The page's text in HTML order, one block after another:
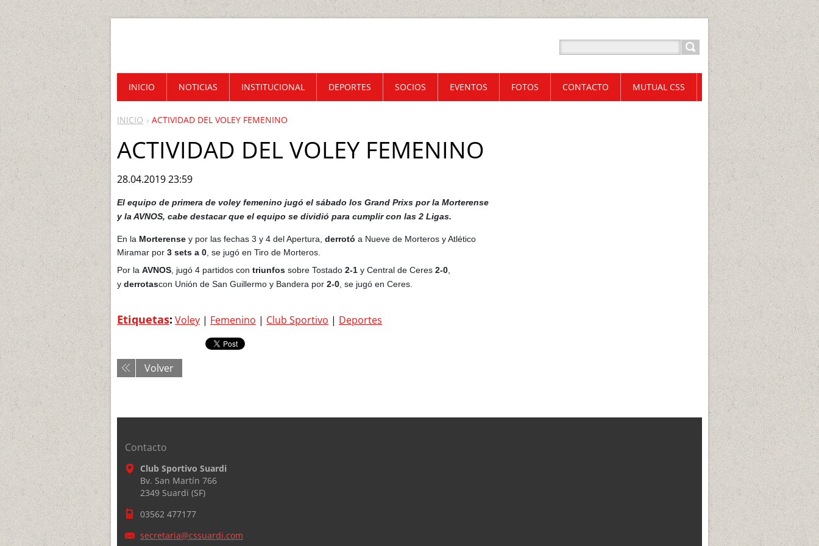
INICIO ACTIVIDAD DEL VOLEY FEMENINO
ACTIVIDAD DEL VOLEY FEMENINO
28.04.2019 23:59
El equipo de primera de voley femenino jugó el sábado los Grand Prixs por la Morterense
y la AVNOS, cabe destacar que el equipo se dividió para cumplir con las 2 Ligas.
En la Morterense y por las fechas 3 y 4 del Apertura, derrotó a Nueve de Morteros y Atlético
Miramar por 3 sets a 0 , se jugó en Tiro de Morteros.
Por la AVNOS , jugó 4 partidos con triunfos sobre Tostado 2-1 y Central de Ceres 2-0
y derrotascon Unión de San Guillermo y Bandera por 2-0 , se jugó en Ceres.
Etiquetas: Voley | Femenino | Club Sportivo | Deportes
Volver
INICIO NOTICIAS INSTITUCIONAL DEPORTES SOCIOS EVENTOS FOTOS CONTACTO MUTUAL CSS
Contacto
Club Sportivo Suardi
Bv. San Martín 766
2349 Suardi (SF)
03562 477177
secretaria@cssuardi.com